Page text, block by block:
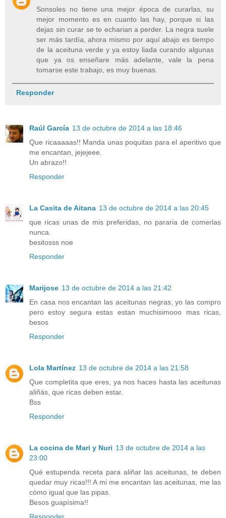
Sonsoles no tiene una mejor época de curarlas, su
mejor momento es en cuanto las hay, porque si las
dejas sin curar se te echarian a perder. La negra suele
ser más tardía, ahora mismo por aquí abajo es tiempo
de la aceituna verde y ya estoy liada curando algunas
que ya os enseñare más adelante, vale la pena
tomarse este trabajo, es muy buenas.
Responder
Raúl García 13 de octubre de 2014 a las 18:46
Que ricaaaaas!! Manda unas poquitas para el aperitivo que
me encantan, jejejeee.
Un abrazo!!
Responder
La Casita de Aitana 13 de octubre de 2014 a las 20:45
que ricas unas de mis preferidas, no pararia de comerlas
nunca.
besitosss noe
Responder
Marijose 13 de octubre de 2014 a las 21:42
En casa nos encantan las aceitunas negras, yo las compro
pero estoy segura estas estan muchisimooo mas ricas,
besos
Responder
Lola Martínez 13 de octubre de 2014 a las 21:58
Que completita que eres, ya nos haces hasta las aceitunas
aliñás, que ricas deben estar.
Bss
Responder
La cocina de Mari y Nuri 13 de octubre de 2014 a las
23:00
Qué estupenda receta para aliñar las aceitunas, te deben
quedar muy ricas!!! A mi me encantan las aceitunas, me las
cómo igual que las pipas.
Besos guapísima!!